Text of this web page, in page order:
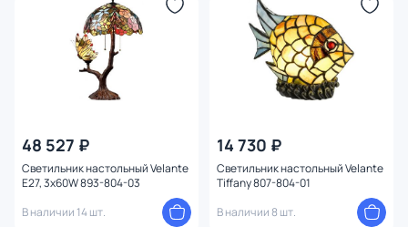
48 527 ₽
Светильник настольный Velante
E27, 3x60W 893-804-03
В наличии 14 шт.
14 730 ₽
Светильник настольный Velante
Tiffany 807-804-01
В наличии 8 шт.